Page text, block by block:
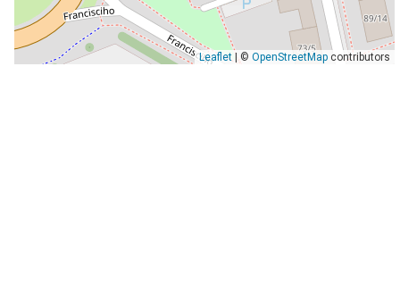
Leaflet| © OpenStreetMapcontributors